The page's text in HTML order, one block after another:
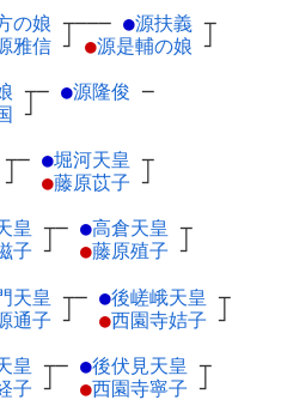
の娘 ┬
雅信 ┘
─── ●源扶義 ┬
●源是輔の娘 ┘
┬
┘
─ ●源隆俊 ─
┬
┘
─ ●堀河天皇 ┬
●藤原苡子 ┘
皇 ┬
子 ┘
─ ●高倉天皇 ┬
●藤原殖子 ┘
天皇 ┬
通子 ┘
─ ●後嵯峨天皇 ┬
●西園寺姞子 ┘
皇 ┬
子 ┘
─ ●後伏見天皇 ┬
●西園寺寧子 ┘